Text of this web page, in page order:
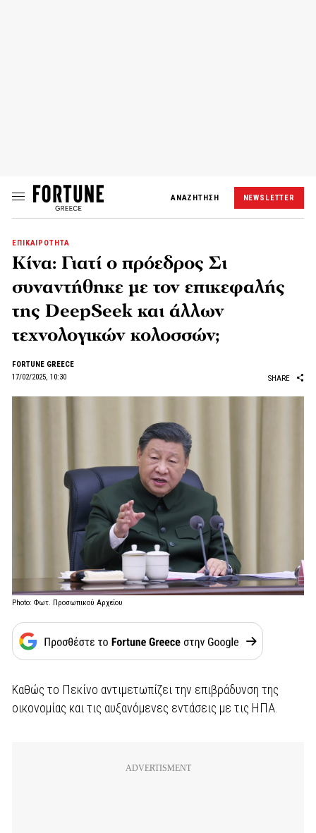
ΑΝΑΖΗΤΗΣΗ NEWSLETTER
ΕΠΙΚΑΙΡΟΤΗΤΑ
Κίνα: Γιατί ο πρόεδρος Σι
συναντήθηκε με τον επικεφαλής
της DeepSeek και άλλων
τεχνολογικών κολοσσών;
FORTUNE GREECE
17/02/2025, 10:30
SHARE
Photo: Φωτ. Προσωπικού Αρχείου
Καθώς το Πεκίνο αντιμετωπίζει την επιβράδυνση της
οικονομίας και τις αυξανόμενες εντάσεις με τις ΗΠΑ.